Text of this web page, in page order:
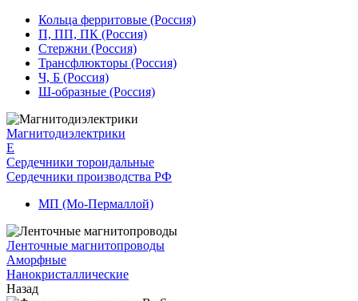
Кольца ферритовые (Россия)
П, ПП, ПК (Россия)
Стержни (Россия)
Трансфлюкторы (Россия)
Ч, Б (Россия)
Ш-образные (Россия)
Магнитодиэлектрики
E
Сердечники тороидальные
Сердечники производства РФ
МП (Мо-Пермаллой)
Ленточные магнитопроводы
Аморфные
Нанокристаллические
Назад